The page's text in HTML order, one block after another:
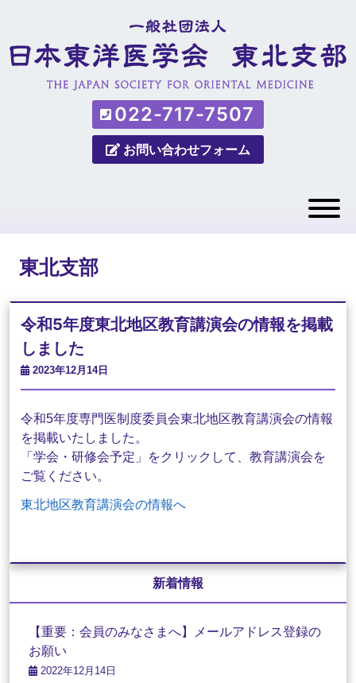
022-717-7507
お問い合わせフォーム
東北支部
令和5年度東北地区教育講演会の情報を掲載
しました
2023年12月14日
令和5年度専門医制度委員会東北地区教育講演会の情報
を掲載いたしました。
「学会・研修会予定」をクリックして、教育講演会を
ご覧ください。
東北地区教育講演会の情報へ
新着情報
【重要：会員のみなさまへ】メールアドレス登録の
お願い
2022年12月14日